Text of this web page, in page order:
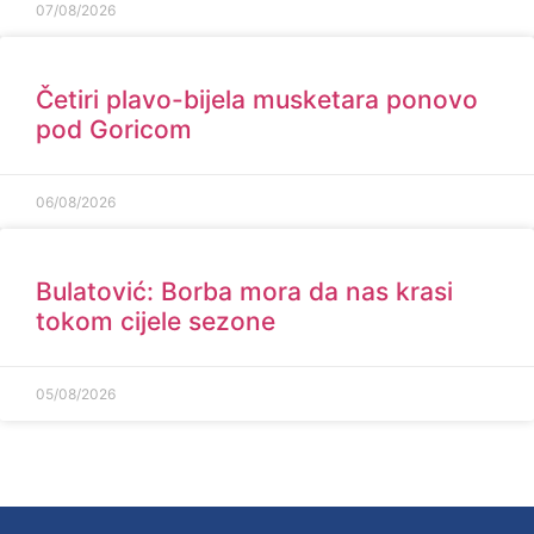
07/08/2026
Četiri plavo-bijela musketara ponovo
pod Goricom
06/08/2026
Bulatović: Borba mora da nas krasi
tokom cijele sezone
05/08/2026